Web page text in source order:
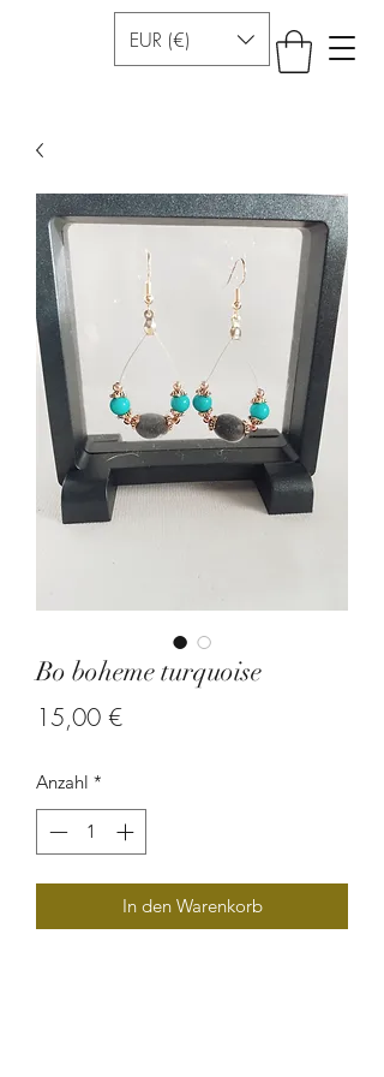
EUR (€)
Bo boheme turquoise
15,00 €Preis
Anzahl *
In den Warenkorb